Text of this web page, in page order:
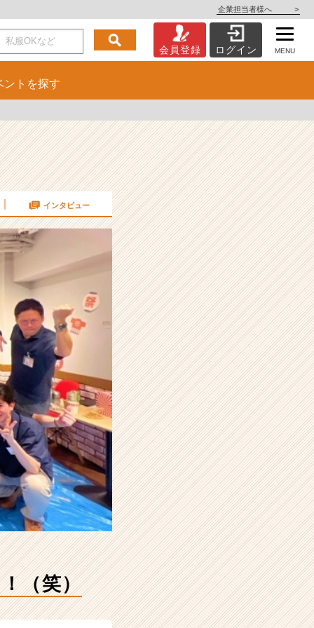
企業担当者様へ >
会員登録 ログイン MENU
ント を探す
インタビュー
（笑）